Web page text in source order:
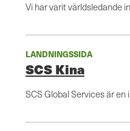
Vi har varit världsledande
LANDNINGSSIDA
SCS Kina
SCS Global Services är